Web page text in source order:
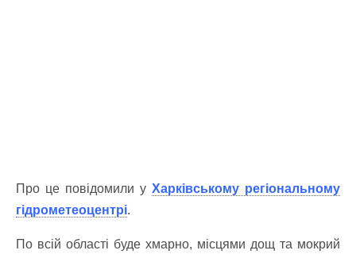
Про це повідомили у Харківському регіональному
гідрометеоцентрі.
По всій області буде хмарно, місцями дощ та мокрий